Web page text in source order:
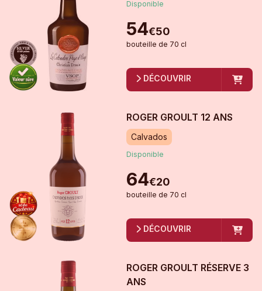
Disponible
54€50
bouteille de 70 cl
DÉCOUVRIR
ROGER GROULT 12 ANS
Calvados
Disponible
64€20
bouteille de 70 cl
DÉCOUVRIR
ROGER GROULT RÉSERVE 3
ANS